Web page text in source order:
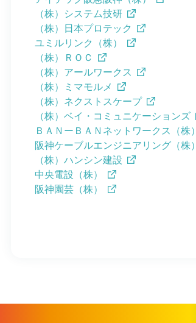
（株）システム技研
（株）日本プロテック
ユミルリンク（株）
（株）ＲＯＣ
（株）アールワークス
（株）ミマモルメ
（株）ネクストスケープ
（株）ベイ・コミュニケーションズ
ＢＡＮーＢＡＮネットワークス（株）
阪神ケーブルエンジニアリング（株）
（株）ハンシン建設
中央電設（株）
阪神園芸（株）